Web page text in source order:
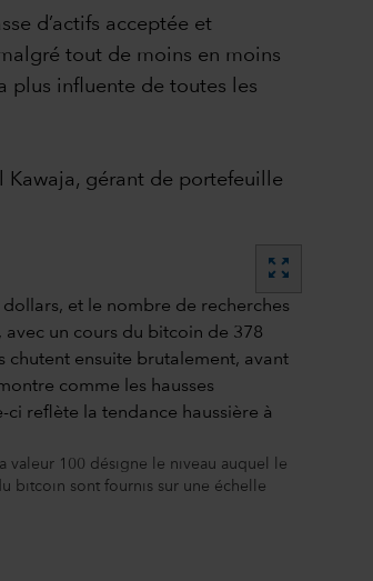
d’actifs acceptée et
tout de moins en moins
plus influente de toutes les
Kawaja, gérant de portefeuille
zoom_out_map
valeur 100 désigne le niveau auquel le
bitcoin sont fournis sur une échelle